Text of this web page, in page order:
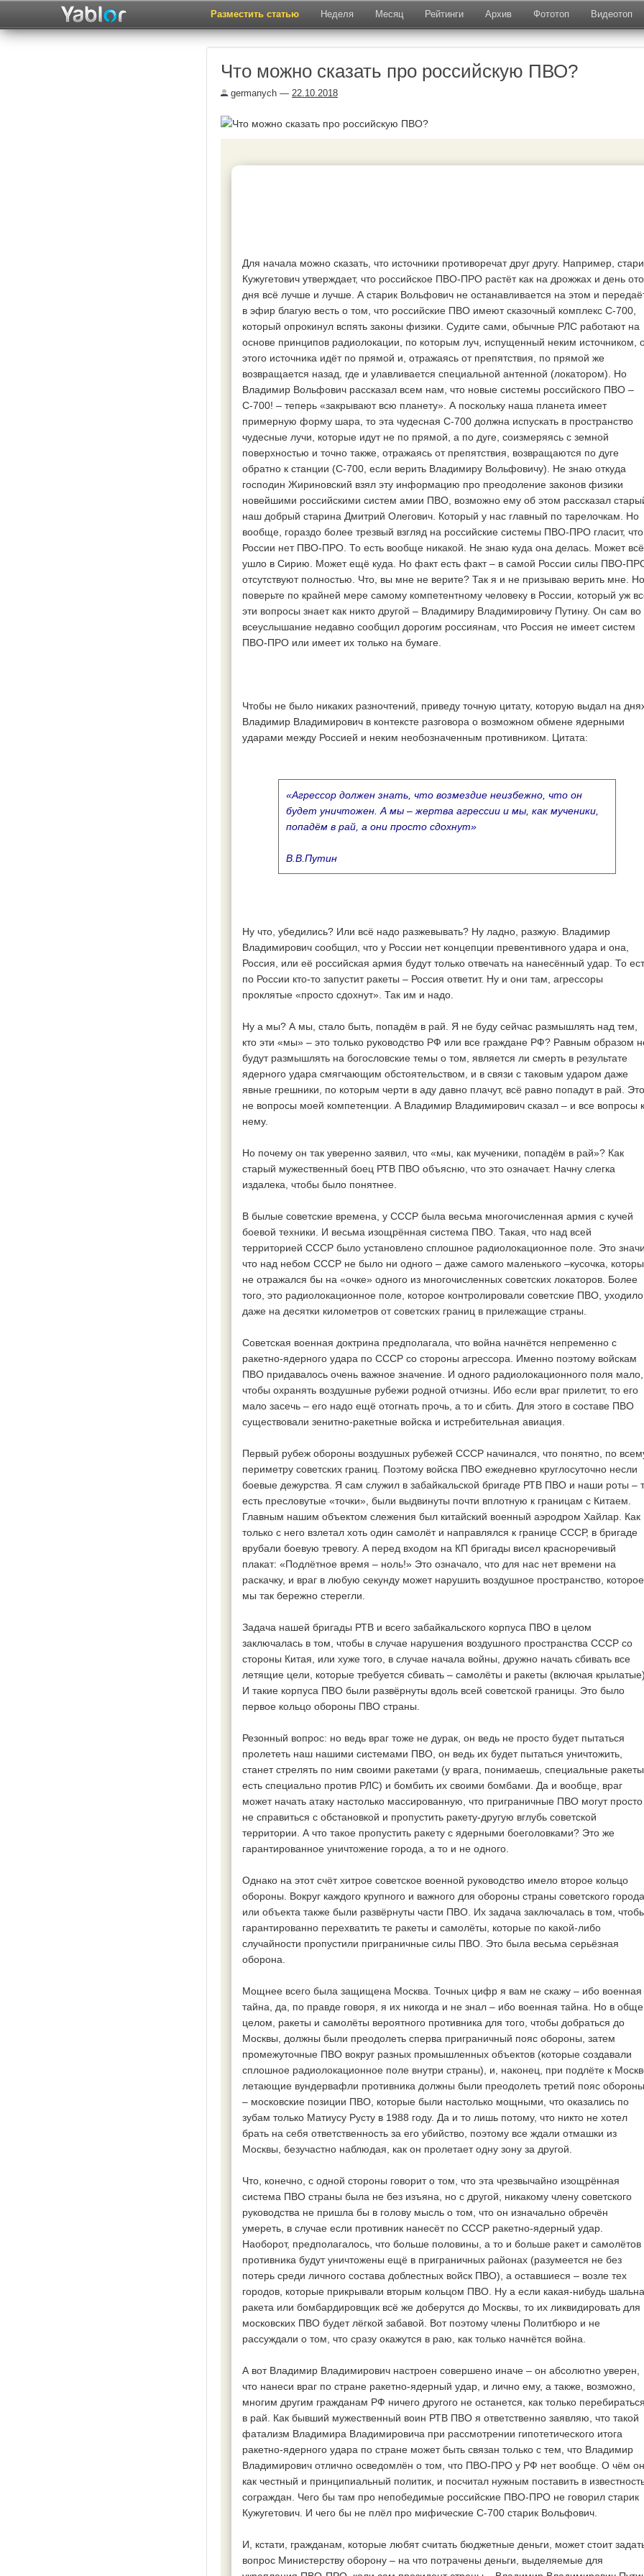
Разместить статью Неделя Месяц Рейтинги Архив Фототоп Видеотоп
Что можно сказать про российскую ПВО?
germanych — 22.10.2018
Для начала можно сказать, что источники противоречат друг другу. Например,
Кужугетович утверждает, что российское ПВО-ПРО растёт как на дрожжах и день ото
дня всё лучше и лучше. А старик Вольфович не останавливается на этом и
в эфир благую весть о том, что российские ПВО имеют сказочный комплекс С-700,
который опрокинул вспять законы физики. Судите сами, обычные РЛС работают на
основе принципов радиолокации, по которым луч, испущенный неким источником,
этого источника идёт по прямой и, отражаясь от препятствия, по прямой же
возвращается назад, где и улавливается специальной антенной (локатором). Но
Владимир Вольфович рассказал всем нам, что новые системы российского ПВО –
С-700! – теперь «закрывают всю планету». А поскольку наша планета имеет
примерную форму шара, то эта чудесная С-700 должна испускать в пространство
чудесные лучи, которые идут не по прямой, а по дуге, соизмеряясь с земной
поверхностью и точно также, отражаясь от препятствия, возвращаются по дуге
обратно к станции (С-700, если верить Владимиру Вольфовичу). Не знаю откуда
господин Жириновский взял эту информацию про преодоление законов физики
новейшими российскими систем амии ПВО, возможно ему об этом рассказал
наш добрый старина Дмитрий Олегович. Который у нас главный по тарелочкам. Но
вообще, гораздо более трезвый взгляд на российские системы ПВО-ПРО гласит,
России нет ПВО-ПРО. То есть вообще никакой. Не знаю куда она делась. Может всё
ушло в Сирию. Может ещё куда. Но факт есть факт – в самой России силы ПВО-
отсутствуют полностью. Что, вы мне не верите? Так я и не призываю верить мне. Но
поверьте по крайней мере самому компетентному человеку в России, который уж
эти вопросы знает как никто другой – Владимиру Владимировичу Путину. Он сам во
всеуслышание недавно сообщил дорогим россиянам, что Россия не имеет систем
ПВО-ПРО или имеет их только на бумаге.
Чтобы не было никаких разночтений, приведу точную цитату, которую выдал на
Владимир Владимирович в контексте разговора о возможном обмене ядерными
ударами между Россией и неким необозначенным противником. Цитата:
«Агрессор должен знать, что возмездие неизбежно, что он
будет уничтожен. А мы – жертва агрессии и мы, как мученики,
попадём в рай, а они просто сдохнут»
В.В.Путин
Ну что, убедились? Или всё надо разжевывать? Ну ладно, разжую. Владимир
Владимирович сообщил, что у России нет концепции превентивного удара и она,
Россия, или её российская армия будут только отвечать на нанесённый удар. То
по России кто-то запустит ракеты – Россия ответит. Ну и они там, агрессоры
проклятые «просто сдохнут». Так им и надо.
Ну а мы? А мы, стало быть, попадём в рай. Я не буду сейчас размышлять над тем,
кто эти «мы» – это только руководство РФ или все граждане РФ? Равным образом
будут размышлять на богословские темы о том, является ли смерть в результате
ядерного удара смягчающим обстоятельством, и в связи с таковым ударом даже
явные грешники, по которым черти в аду давно плачут, всё равно попадут в рай. Это
не вопросы моей компетенции. А Владимир Владимирович сказал – и все вопросы к
нему.
Но почему он так уверенно заявил, что «мы, как мученики, попадём в рай»? Как
старый мужественный боец РТВ ПВО объясню, что это означает. Начну слегка
издалека, чтобы было понятнее.
В былые советские времена, у СССР была весьма многочисленная армия с кучей
боевой техники. И весьма изощрённая система ПВО. Такая, что над всей
территорией СССР было установлено сплошное радиолокационное поле. Это
что над небом СССР не было ни одного – даже самого маленького –кусочка,
не отражался бы на «очке» одного из многочисленных советских локаторов. Более
того, это радиолокационное поле, которое контролировали советские ПВО, уходило
даже на десятки километров от советских границ в прилежащие страны.
Советская военная доктрина предполагала, что война начнётся непременно с
ракетно-ядерного удара по СССР со стороны агрессора. Именно поэтому войскам
ПВО придавалось очень важное значение. И одного радиолокационного поля мало,
чтобы охранять воздушные рубежи родной отчизны. Ибо если враг прилетит, то его
мало засечь – его надо ещё отогнать прочь, а то и сбить. Для этого в составе ПВО
существовали зенитно-ракетные войска и истребительная авиация.
Первый рубеж обороны воздушных рубежей СССР начинался, что понятно, по
периметру советских границ. Поэтому войска ПВО ежедневно круглосуточно несли
боевые дежурства. Я сам служил в забайкальской бригаде РТВ ПВО и наши роты –
есть пресловутые «точки», были выдвинуты почти вплотную к границам с Китаем.
Главным нашим объектом слежения был китайский военный аэродром Хайлар. Как
только с него взлетал хоть один самолёт и направлялся к границе СССР, в бригаде
врубали боевую тревогу. А перед входом на КП бригады висел красноречивый
плакат: «Подлётное время – ноль!» Это означало, что для нас нет времени на
раскачку, и враг в любую секунду может нарушить воздушное пространство, которое
мы так бережно стерегли.
Задача нашей бригады РТВ и всего забайкальского корпуса ПВО в целом
заключалась в том, чтобы в случае нарушения воздушного пространства СССР со
стороны Китая, или хуже того, в случае начала войны, дружно начать сбивать все
летящие цели, которые требуется сбивать – самолёты и ракеты (включая
И такие корпуса ПВО были развёрнуты вдоль всей советской границы. Это было
первое кольцо обороны ПВО страны.
Резонный вопрос: но ведь враг тоже не дурак, он ведь не просто будет пытаться
пролететь наш нашими системами ПВО, он ведь их будет пытаться уничтожить,
станет стрелять по ним своими ракетами (у врага, понимаешь, специальные ракеты
есть специально против РЛС) и бомбить их своими бомбами. Да и вообще, враг
может начать атаку настолько массированную, что приграничные ПВО могут просто
не справиться с обстановкой и пропустить ракету-другую вглубь советской
территории. А что такое пропустить ракету с ядерными боеголовками? Это же
гарантированное уничтожение города, а то и не одного.
Однако на этот счёт хитрое советское военной руководство имело второе кольцо
обороны. Вокруг каждого крупного и важного для обороны страны советского города
или объекта также были развёрнуты части ПВО. Их задача заключалась в том,
гарантированно перехватить те ракеты и самолёты, которые по какой-либо
случайности пропустили приграничные силы ПВО. Это была весьма серьёзная
оборона.
Мощнее всего была защищена Москва. Точных цифр я вам не скажу – ибо военная
тайна, да, по правде говоря, я их никогда и не знал – ибо военная тайна. Но в
целом, ракеты и самолёты вероятного противника для того, чтобы добраться до
Москвы, должны были преодолеть сперва приграничный пояс обороны, затем
промежуточные ПВО вокруг разных промышленных объектов (которые создавали
сплошное радиолокационное поле внутри страны), и, наконец, при подлёте к
летающие вундервафли противника должны были преодолеть третий пояс обороны
– московские позиции ПВО, которые были настолько мощными, что оказались по
зубам только Матиусу Русту в 1988 году. Да и то лишь потому, что никто не хотел
брать на себя ответственность за его убийство, поэтому все ждали отмашки из
Москвы, безучастно наблюдая, как он пролетает одну зону за другой.
Что, конечно, с одной стороны говорит о том, что эта чрезвычайно изощрённая
система ПВО страны была не без изъяна, но с другой, никакому члену советского
руководства не пришла бы в голову мысль о том, что он изначально обречён
умереть, в случае если противник нанесёт по СССР ракетно-ядерный удар.
Наоборот, предполагалось, что больше половины, а то и больше ракет и самолётов
противника будут уничтожены ещё в приграничных районах (разумеется не без
потерь среди личного состава доблестных войск ПВО), а оставшиеся – возле тех
городов, которые прикрывали вторым кольцом ПВО. Ну а если какая-нибудь
ракета или бомбардировщик всё же доберутся до Москвы, то их ликвидировать для
московских ПВО будет лёгкой забавой. Вот поэтому члены Политбюро и не
рассуждали о том, что сразу окажутся в раю, как только начнётся война.
А вот Владимир Владимирович настроен совершено иначе – он абсолютно уверен,
что нанеси враг по стране ракетно-ядерный удар, и лично ему, а также, возможно,
многим другим гражданам РФ ничего другого не останется, как только
в рай. Как бывший мужественный воин РТВ ПВО я ответственно заявляю, что такой
фатализм Владимира Владимировича при рассмотрении гипотетического итога
ракетно-ядерного удара по стране может быть связан только с тем, что Владимир
Владимирович отлично осведомлён о том, что ПВО-ПРО у РФ нет вообще. О чём
как честный и принципиальный политик, и посчитал нужным поставить в
сограждан. Чего бы там про непобедимые российские ПВО-ПРО не говорил старик
Кужугетович. И чего бы не плёл про мифические С-700 старик Вольфович.
И, кстати, гражданам, которые любят считать бюджетные деньги, может стоит
вопрос Министерству оборону – на что потрачены деньги, выделяемые для